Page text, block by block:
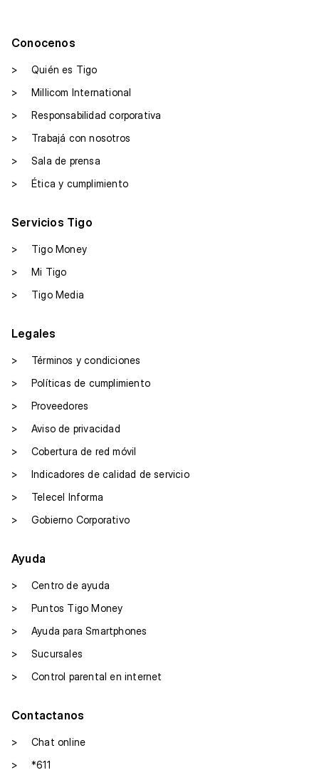
Conocenos
>
Quién es Tigo
>
Millicom International
>
Responsabilidad corporativa
>
Trabajá con nosotros
>
Sala de prensa
>
Ética y cumplimiento
Servicios Tigo
>
Tigo Money
>
Mi Tigo
>
Tigo Media
Legales
>
Términos y condiciones
>
Políticas de cumplimiento
>
Proveedores
>
Aviso de privacidad
>
Cobertura de red móvil
>
Indicadores de calidad de servicio
>
Telecel Informa
>
Gobierno Corporativo
Ayuda
>
Centro de ayuda
>
Puntos Tigo Money
>
Ayuda para Smartphones
>
Sucursales
>
Control parental en internet
Contactanos
>
Chat online
>
*611